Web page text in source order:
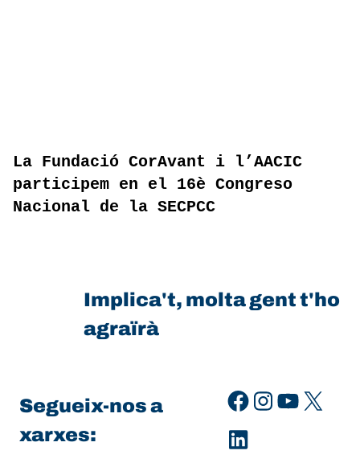
La Fundació CorAvant i l’AACIC
participem en el 16è Congreso
Nacional de la SECPCC
Implica't, molta gent t'ho
agraïrà
Segueix-nos a
xarxes:
Facebook Instagram YouTube
X
LinkedIn